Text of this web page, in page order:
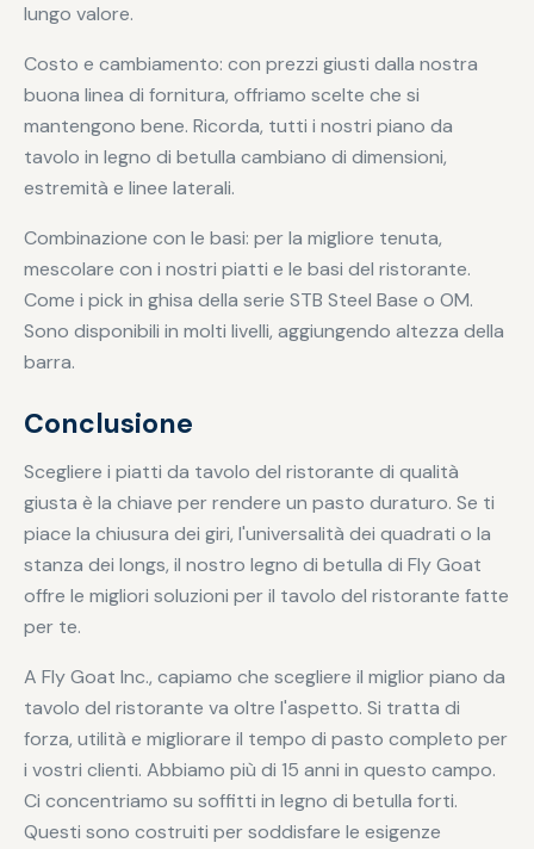
lungo valore.
Costo e cambiamento: con prezzi giusti dalla nostra
buona linea di fornitura, offriamo scelte che si
mantengono bene. Ricorda, tutti i nostri piano da
tavolo in legno di betulla cambiano di dimensioni,
estremità e linee laterali.
Combinazione con le basi: per la migliore tenuta,
mescolare con i nostri piatti e le basi del ristorante.
Come i pick in ghisa della serie STB Steel Base o OM.
Sono disponibili in molti livelli, aggiungendo altezza della
barra.
Conclusione
Scegliere i piatti da tavolo del ristorante di qualità
giusta è la chiave per rendere un pasto duraturo. Se ti
piace la chiusura dei giri, l'universalità dei quadrati o la
stanza dei longs, il nostro legno di betulla di Fly Goat
offre le migliori soluzioni per il tavolo del ristorante fatte
per te.
A Fly Goat Inc., capiamo che scegliere il miglior piano da
tavolo del ristorante va oltre l'aspetto. Si tratta di
forza, utilità e migliorare il tempo di pasto completo per
i vostri clienti. Abbiamo più di 15 anni in questo campo.
Ci concentriamo su soffitti in legno di betulla forti.
Questi sono costruiti per soddisfare le esigenze